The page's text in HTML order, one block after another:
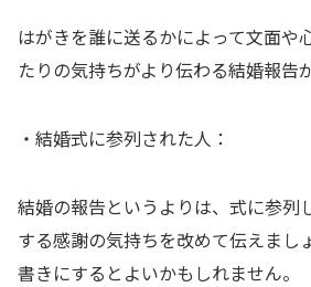
はがきを誰に送るかによって文面や
たりの気持ちがより伝わる結婚報告
・結婚式に参列された人：
結婚の報告というよりは、式に参列
する感謝の気持ちを改めて伝えまし
書きにするとよいかもしれません。